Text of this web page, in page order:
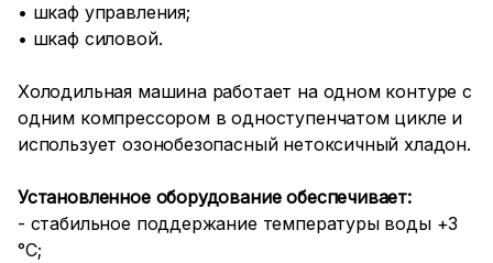
• шкаф управления;
• шкаф силовой.
Холодильная машина работает на одном контуре с
одним компрессором в одноступенчатом цикле и
использует озонобезопасный нетоксичный хладон.
Установленное оборудование обеспечивает:
- стабильное поддержание температуры воды +3
°C;